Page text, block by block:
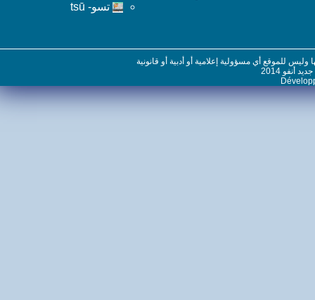
تسو- tsū
للموقع أي مسؤولية إعلامية أو أدبية أو قانونية
2014